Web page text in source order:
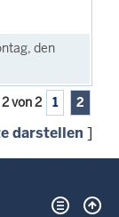
den
von 2 1 2
darstellen ]